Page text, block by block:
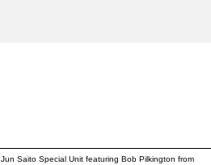
Jun Saito Special Unit featuring Bob Pilkington from